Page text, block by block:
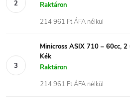
Raktáron
214 961 Ft ÁFA nélkül
Minicross ASIX 710 – 60cc,
Kék
Raktáron
214 961 Ft ÁFA nélkül